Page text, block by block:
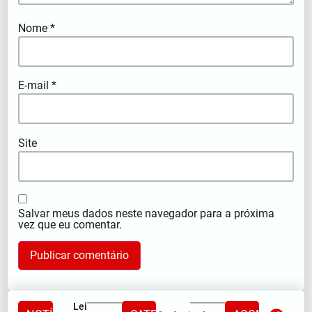
Nome*
E-mail*
Site
Salvar meus dados neste navegador para a próxima
vez que eu comentar.
Lei Maria